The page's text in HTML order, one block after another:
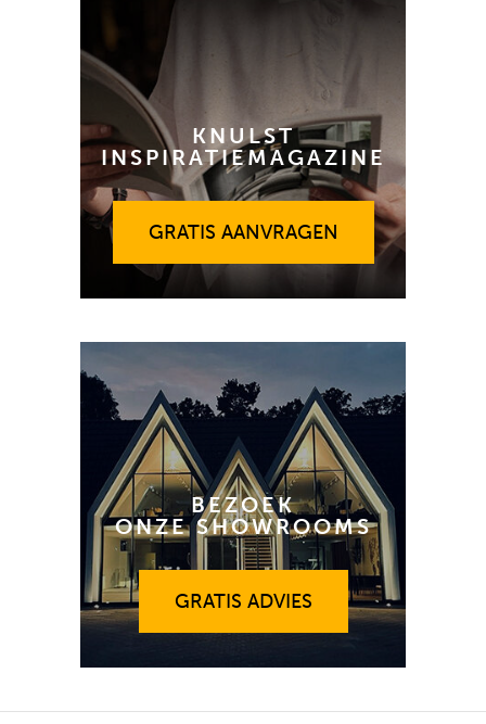
KNULST
INSPIRATIEMAGAZINE
GRATIS AANVRAGEN
GRATIS AANVRAGEN
BEZOEK
ONZE SHOWROOMS
GRATIS ADVIES
GRATIS ADVIES